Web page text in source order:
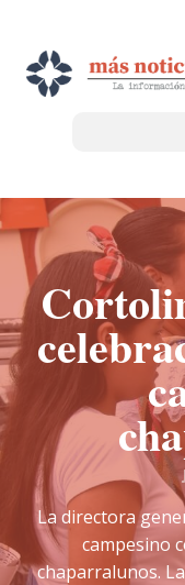
La directora
campesino
chaparralunos.